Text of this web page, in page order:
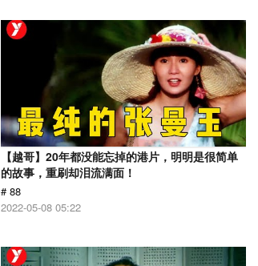
【越哥】20年都没能忘掉的港片，明明是很简单
的故事，重刷却泪流满面！
# 88
2022-05-08 05:22